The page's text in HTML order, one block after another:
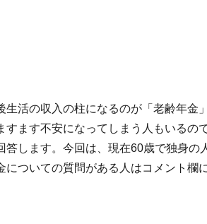
活の収入の柱になるのが「老齢年金
ます不安になってしまう人もいるの
します。今回は、現在60歳で独身の
ついての質問がある人はコメント欄